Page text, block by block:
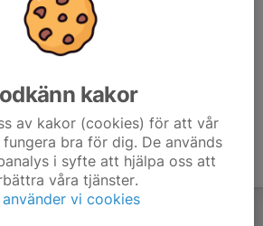
kakor
av kakor (cookies) för att vår
bra för dig. De används
i syfte att hjälpa oss att
våra tjänster.
använder vi cookies